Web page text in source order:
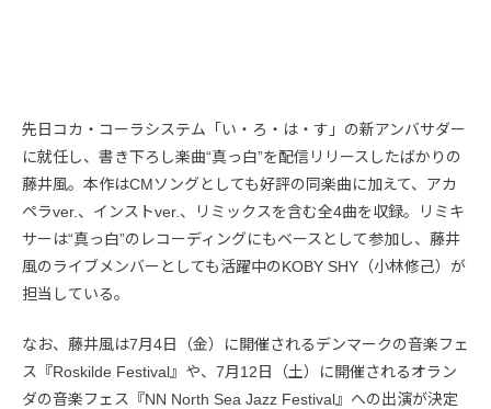
先日コカ・コーラシステム「い・ろ・は・す」の新アンバサダー
に就任し、書き下ろし楽曲“真っ白”を配信リリースしたばかりの
藤井風。本作はCMソングとしても好評の同楽曲に加えて、アカ
ペラver.、インストver.、リミックスを含む全4曲を収録。リミキ
サーは“真っ白”のレコーディングにもベースとして参加し、藤井
風のライブメンバーとしても活躍中のKOBY SHY（小林修己）が
担当している。
なお、藤井風は7月4日（金）に開催されるデンマークの音楽フェ
ス『Roskilde Festival』や、7月12日（土）に開催されるオラン
ダの音楽フェス『NN North Sea Jazz Festival』への出演が決定